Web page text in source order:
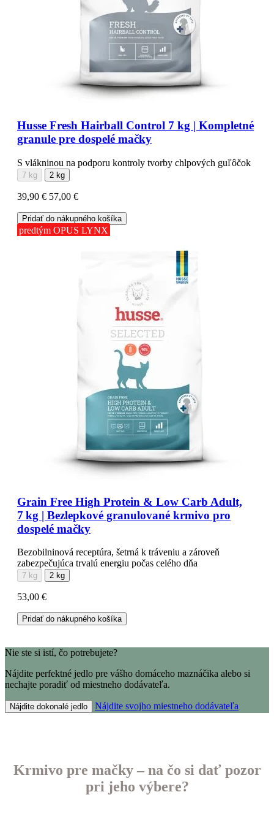
Husse Fresh Hairball Control 7 kg | Kompletné
granule pre dospelé mačky
S vlákninou na podporu kontroly tvorby chlpových guľôčok
7 kg 2 kg
39,90 € 57,00 €
Pridať do nákupného košíka
predtým OPUS LYNX
Grain Free High Protein & Low Carb Adult,
7 kg | Bezlepkové granulované krmivo pro
dospelé mačky
Bezobilninová receptúra, šetrná k tráveniu a zároveň
zabezpečujúca trvalú energiu počas celého dňa
7 kg 2 kg
53,00 €
Pridať do nákupného košíka
Nie ste si istí, čo potrebujete?
Nájdite perfektné jedlo pre vášho domáceho maznáčika alebo si
nechajte poradiť od miestneho dodávateľa.
Nájdite dokonalé jedlo Nájdite svojho miestneho dodávateľa
Krmivo pre mačky – na čo si dať pozor
pri jeho výbere?